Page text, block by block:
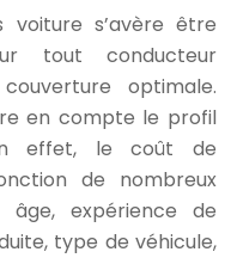
voiture s’avère être
tout conducteur
optimale.
en compte le profil
effet, le coût de
de nombreux
expérience de
type de véhicule,